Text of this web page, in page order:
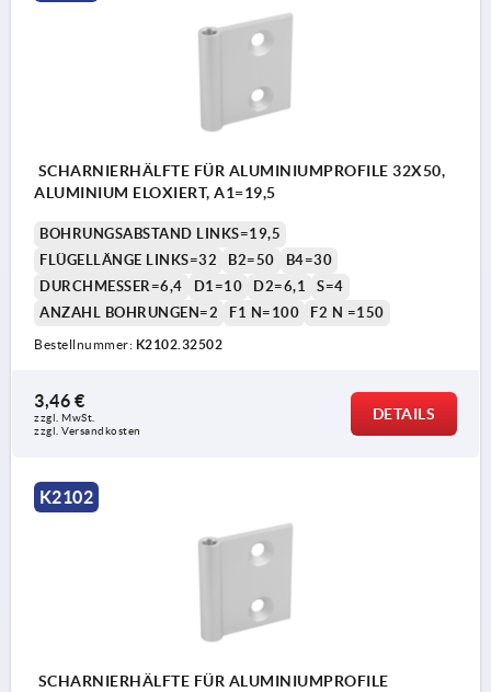
SCHARNIERHÄLFTE FÜR ALUMINIUMPROFILE 32X50,
ALUMINIUM ELOXIERT, A1=19,5
BOHRUNGSABSTAND LINKS=19,5
FLÜGELLÄNGE LINKS=32
B2=50
B4=30
DURCHMESSER=6,4
D1=10 D2=6,1
S=4
ANZAHL BOHRUNGEN=2
F1 N=100 F2 N =150
Bestellnummer: K2102.32502
3,46 €
zzgl. MwSt.
zzgl. Versandkosten
DETAILS
K2102
SCHARNIERHÄLFTE FÜR ALUMINIUMPROFILE